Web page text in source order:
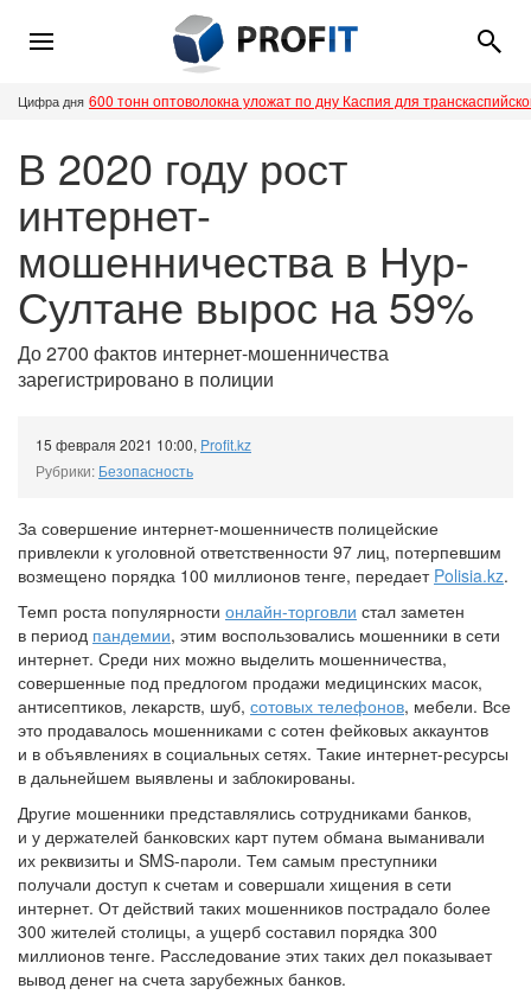
Цифра дня 600 тонн оптоволокна уложат по дну Каспия для
В 2020 году рост
интернет-
мошенничества в Нур-
Султане вырос на 59%
До 2700 фактов интернет-мошенничества
зарегистрировано в полиции
15 февраля 2021 10:00, Profit.kz
Рубрики: Безопасность
За совершение интернет-мошенничеств полицейские
привлекли к уголовной ответственности 97 лиц, потерпевшим
возмещено порядка 100 миллионов тенге, передает Polisia.kz.
Темп роста популярности онлайн-торговли стал заметен
в период пандемии, этим воспользовались мошенники в сети
интернет. Среди них можно выделить мошенничества,
совершенные под предлогом продажи медицинских масок,
антисептиков, лекарств, шуб, сотовых телефонов, мебели. Все
это продавалось мошенниками с сотен фейковых аккаунтов
и в объявлениях в социальных сетях. Такие интернет-ресурсы
в дальнейшем выявлены и заблокированы.
Другие мошенники представлялись сотрудниками банков,
и у держателей банковских карт путем обмана выманивали
их реквизиты и SMS-пароли. Тем самым преступники
получали доступ к счетам и совершали хищения в сети
интернет. От действий таких мошенников пострадало более
300 жителей столицы, а ущерб составил порядка 300
миллионов тенге. Расследование этих таких дел показывает
вывод денег на счета зарубежных банков.